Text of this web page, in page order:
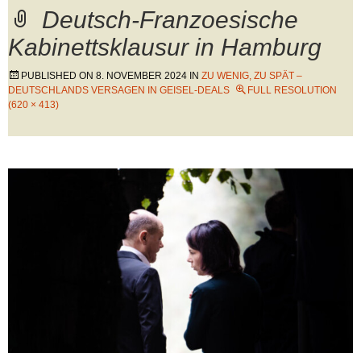
Deutsch-Franzoesische
Kabinettsklausur in Hamburg
PUBLISHED ON 8. NOVEMBER 2024 IN ZU WENIG, ZU SPÄT –
DEUTSCHLANDS VERSAGEN IN GEISEL-DEALS
FULL RESOLUTION
(620 × 413)